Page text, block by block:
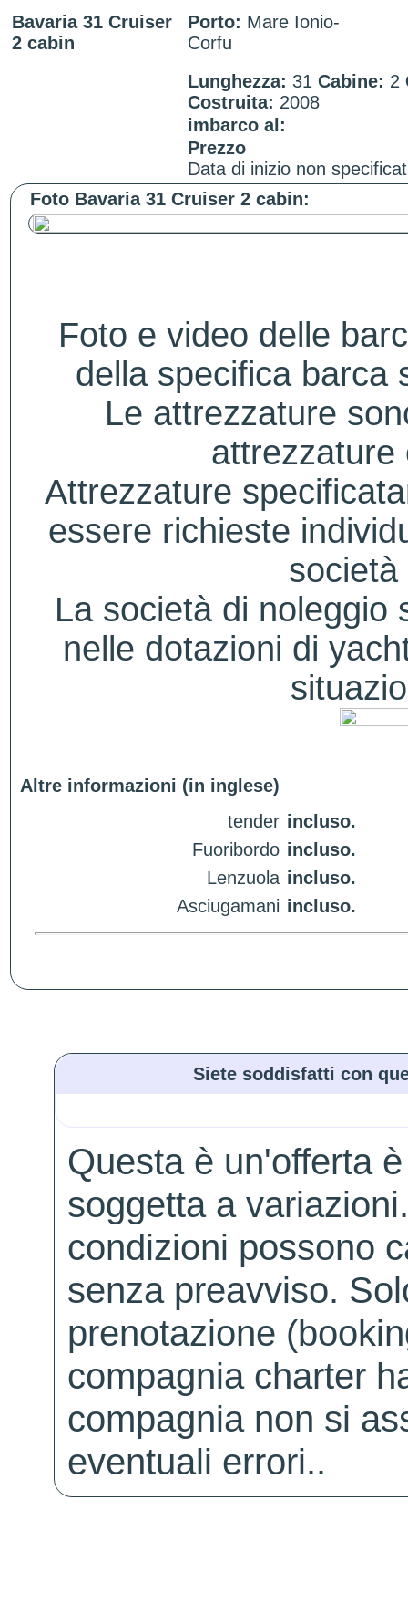
Bavaria 31 Cruiser
2 cabin
Porto: Mare Ionio-
Corfu
Lunghezza: 31 Cabine: 2
Costruita: 2008
imbarco al:
Prezzo
Data di inizio non
Foto Bavaria 31 Cruiser 2 cabin:
Foto e video delle
della specifica barca
Le attrezzature
attrezzature
Attrezzature
essere richieste
La società di noleggio
nelle dotazioni di
Altre informazioni (in inglese)
tender incluso.
Fuoribordo incluso.
Lenzuola incluso.
Asciugamani incluso.
Siete soddisfatti con
Questa è un'offerta
soggetta a
condizioni possono
senza preavviso.
prenotazione
compagnia charter
compagnia non si
eventuali errori..